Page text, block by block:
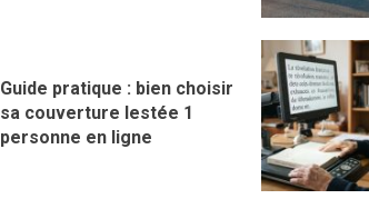
Guide pratique : bien choisir
sa couverture lestée 1
personne en ligne